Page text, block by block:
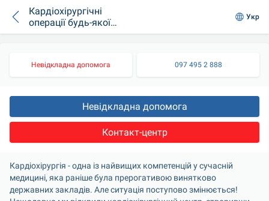
Кардіохірургічні
операції будь-якої
складності в
Укр
Невідкладна допомога 097 495 2 888
Невідкладна допомога
Контакт-центр
Кардіохірургія - одна із найвищих компетенцій у сучасній
медицині, яка раніше була прерогативою винятково
державних закладів. Але ситуація поступово змінюється!